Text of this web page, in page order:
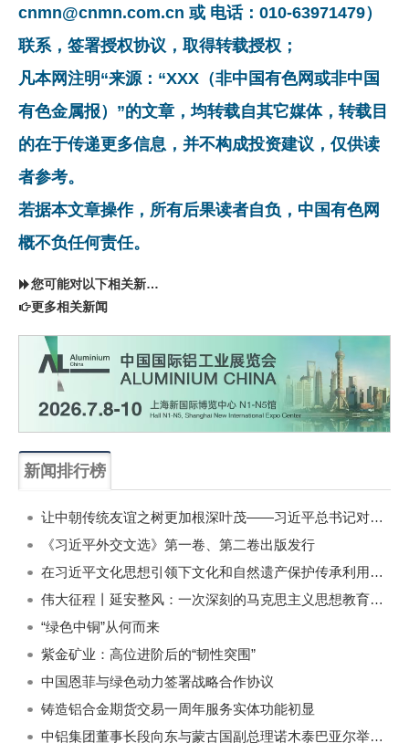
cnmn@cnmn.com.cn 或 电话：010-63971479）
联系，签署授权协议，取得转载授权；
凡本网注明“来源：“XXX（非中国有色网或非中国
有色金属报）”的文章，均转载自其它媒体，转载目
的在于传递更多信息，并不构成投资建议，仅供读
者参考。
若据本文章操作，所有后果读者自负，中国有色网
概不负任何责任。
您可能对以下相关新闻同样感兴趣
更多相关新闻
新闻排行榜
让中朝传统友谊之树更加根深叶茂——习近平总书记对朝鲜进行国事访问纪实
《习近平外交文选》第一卷、第二卷出版发行
在习近平文化思想引领下文化和自然遗产保护传承利用工作开创新局面
伟大征程丨延安整风：一次深刻的马克思主义思想教育运动
“绿色中铜”从何而来
紫金矿业：高位进阶后的“韧性突围”
中国恩菲与绿色动力签署战略合作协议
铸造铝合金期货交易一周年服务实体功能初显
中铝集团董事长段向东与蒙古国副总理诺木泰巴亚尔举行会谈